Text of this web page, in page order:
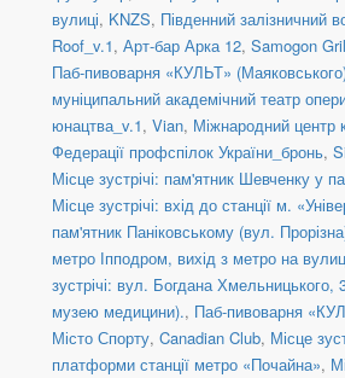
вулиці, KNZS, Південний залізничний
Roof_v.1, Арт-бар Арка 12, Samogon
Паб-пивоварня «КУЛЬТ»
муніципальний академічний театр
юнацтва_v.1, Vian, Міжнародний центр
Федерації профспілок України_бронь,
Місце зустрічі: пам'ятник Шевченку у
Місце зустрічі: вхід до станції м.
пам'ятник Паніковському (вул.
метро Іпподром, вихід з метро на
зустрічі: вул. Богдана Хмельницького,
музею медицини)., Паб-пивоварня
Місто Спорту, Canadian Club, Місце
платформи станції метро «Почайна»,